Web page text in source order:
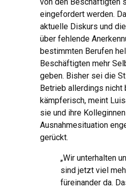
eingefordert werden.
aktuelle Diskurs und
über fehlende
bestimmten Berufen
Beschäftigten mehr
geben. Bisher sei die
Betrieb allerdings nicht
kämpferisch, meint
sie und ihre
Ausnahmesituation
gerückt.
„Wir unterhalten
sind jetzt viel
füreinander da.